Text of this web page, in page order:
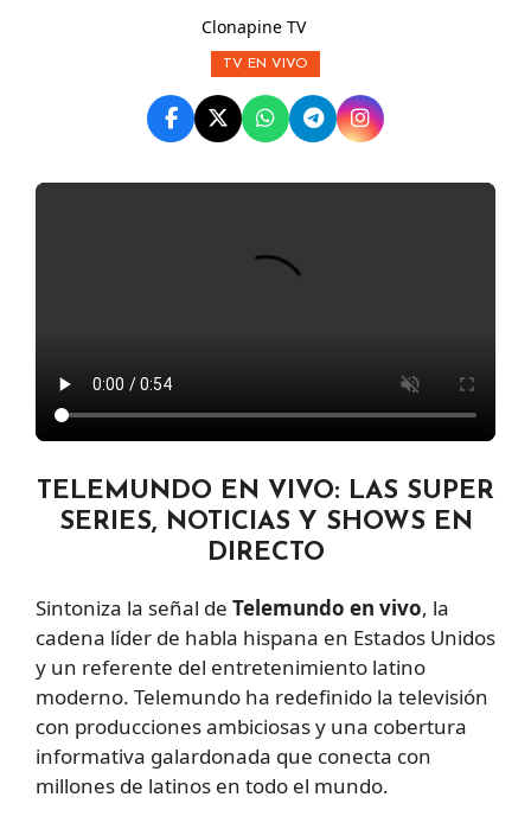
Clonapine TV
TV EN VIVO
TELEMUNDO EN VIVO: LAS SUPER
SERIES, NOTICIAS Y SHOWS EN
DIRECTO
Sintoniza la señal de Telemundo en vivo, la
cadena líder de habla hispana en Estados Unidos
y un referente del entretenimiento latino
moderno. Telemundo ha redefinido la televisión
con producciones ambiciosas y una cobertura
informativa galardonada que conecta con
millones de latinos en todo el mundo.